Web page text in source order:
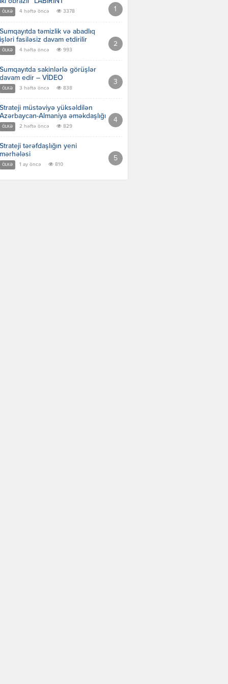
ÖLKƏ 4 həftə öncə 3378
təmizlik və abadlıq
fasiləsiz davam etdirilir
ÖLKƏ 4 həftə öncə 993
sakinlərlə görüşlər
edir – VİDEO
ÖLKƏ 3 həftə öncə 838
müstəviyə yüksəldilən
Almaniya əməkdaşlığı
ÖLKƏ 2 həftə öncə 829
tərəfdaşlığın yeni
ÖLKƏ 1 ay öncə 810